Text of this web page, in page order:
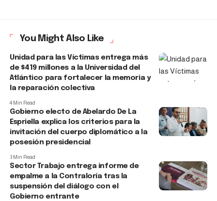
You Might Also Like
Unidad para las Víctimas entrega más
de $419 millones a la Universidad del
Atlántico para fortalecer la memoria y
la reparación colectiva
4 Min Read
Gobierno electo de Abelardo De La
Espriella explica los criterios para la
invitación del cuerpo diplomático a la
posesión presidencial
3 Min Read
Sector Trabajo entrega informe de
empalme a la Contraloría tras la
suspensión del diálogo con el
Gobierno entrante